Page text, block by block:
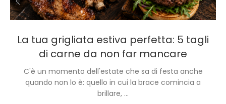
La tua grigliata estiva perfetta: 5 tagli
di carne da non far mancare
C'è un momento dell'estate che sa di festa anche
quando non lo è: quello in cui la brace comincia a
brillare, ...